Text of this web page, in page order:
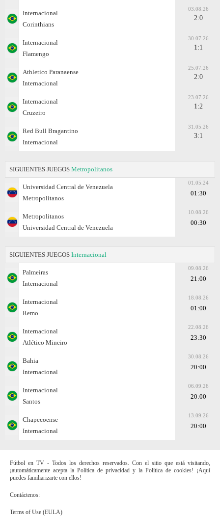
Internacional
Corinthians
03.08.26
2:0
Internacional
Flamengo
30.07.26
1:1
Athletico Paranaense
Internacional
25.07.26
2:0
Internacional
Cruzeiro
23.07.26
1:2
Red Bull Bragantino
Internacional
31.05.26
3:1
SIGUIENTES JUEGOS Metropolitanos
Universidad Central de Venezuela
Metropolitanos
01.05.24
01:30
Metropolitanos
Universidad Central de Venezuela
10.08.26
00:30
SIGUIENTES JUEGOS Internacional
Palmeiras
Internacional
09.08.26
21:00
Internacional
Remo
18.08.26
01:00
Internacional
Atlético Mineiro
22.08.26
23:30
Bahia
Internacional
30.08.26
20:00
Internacional
Santos
06.09.26
20:00
Chapecoense
Internacional
13.09.26
20:00
Fútbol en TV - Todos los derechos reservados. Con el sitio que está visitando,
¡automáticamente acepta la Política de privacidad y la Política de cookies! ¡Aquí
puedes familiarizarte con ellos!
Contáctenos:
Terms of Use (EULA)